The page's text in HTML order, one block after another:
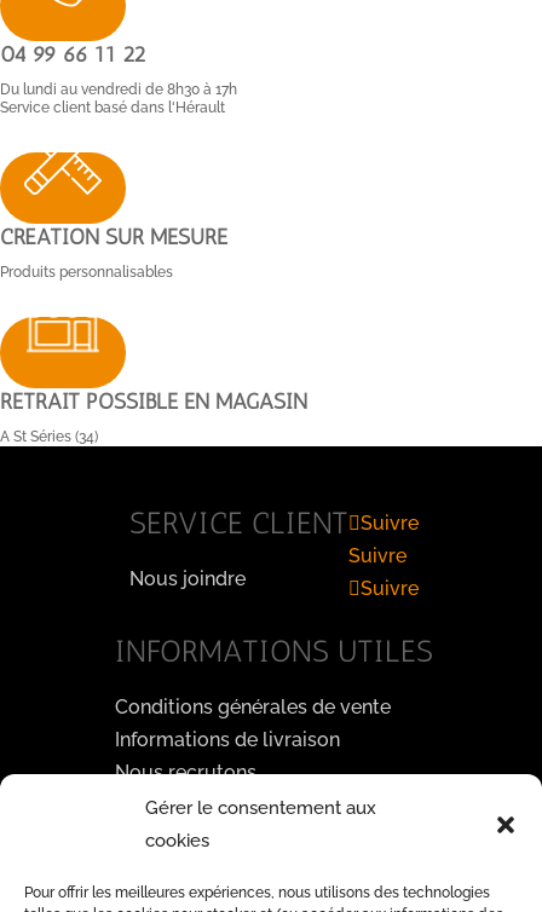
Gérer le consentement aux
cookies
Pour offrir les meilleures expériences, nous utilisons des technologies
04 99 66 11 22
Du lundi au vendredi de 8h30 à 17h
Service client basé dans l'Hérault
CRÉATION SUR MESURE
Produits personnalisables
RETRAIT POSSIBLE EN MAGASIN
A St Séries (34)
SERVICE CLIENT
Nous joindre
Suivre
Suivre
Suivre
INFORMATIONS UTILES
Conditions générales de vente
Informations de livraison
Nous recrutons
PAYEZ EN TOUTE SÉCURITÉ
3D